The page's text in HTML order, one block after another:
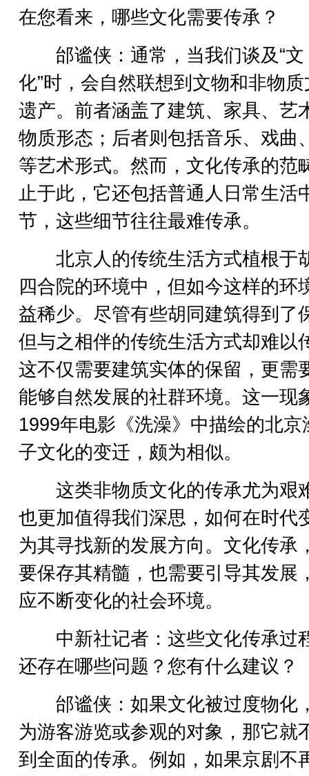
在您看来，哪些文化需要传承？
邰谧侠：通常，当我们谈及“文
化”时，会自然联想到文物和非物
遗产。前者涵盖了建筑、家具、艺
物质形态；后者则包括音乐、戏曲
等艺术形式。然而，文化传承的范
止于此，它还包括普通人日常生活
节，这些细节往往最难传承。
北京人的传统生活方式植根于
四合院的环境中，但如今这样的环
益稀少。尽管有些胡同建筑得到了
但与之相伴的传统生活方式却难以
这不仅需要建筑实体的保留，更需
能够自然发展的社群环境。这一现
1999年电影《洗澡》中描绘的北京
子文化的变迁，颇为相似。
这类非物质文化的传承尤为艰
也更加值得我们深思，如何在时代
为其寻找新的发展方向。文化传承
要保存其精髓，也需要引导其发展
应不断变化的社会环境。
中新社记者：这些文化传承过
还存在哪些问题？您有什么建议？
邰谧侠：如果文化被过度物化
为游客游览或参观的对象，那它就
到全面的传承。例如，如果京剧不